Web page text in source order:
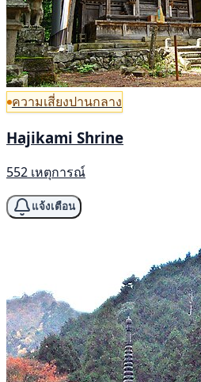
ความเสี่ยงปานกลาง
Hajikami Shrine
552 เหตุการณ์
แจ้งเตือน